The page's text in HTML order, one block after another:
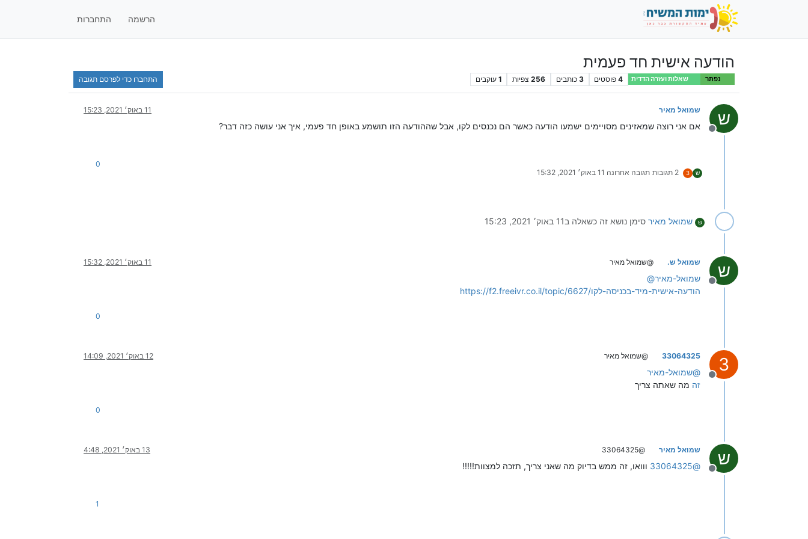
הרשמה התחברות
הודעה אישית חד פעמית
נפתר שאלות ועזרה הדדית 4 פוסטים 3 כותבים 256 צפיות 1 עוקבים התחברו כדי לפרסם תגובה
ש
מנותק
שמואל מאיר 11 באוק׳ 2021, 15:23
אם אני רוצה שמאזינים מסויימים ישמעו הודעה כאשר הם נכנסים לקו, אבל שההודעה הזו תושמע באופן חד פעמי, איך אני עושה כזה דבר?
ש 3 2 תגובות תגובה אחרונה 11 באוק׳ 2021, 15:32
0
ש שמואל מאיר סימן נושא זה כשאלה ב11 באוק׳ 2021, 15:23
ש
מנותק
שמואל ש. @שמואל מאיר 11 באוק׳ 2021, 15:32
@שמואל-מאיר
https://f2.freeivr.co.il/topic/6627/הודעה-אישית-מיד-בכניסה-לקו
0
3
מנותק
33064325 @שמואל מאיר 12 באוק׳ 2021, 14:09
@שמואל-מאיר
זה מה שאתה צריך
0
ש
מנותק
שמואל מאיר @33064325 13 באוק׳ 2021, 4:48
@
33064325 ווואו, זה ממש בדיוק מה שאני צריך, תזכה למצוות!!!!!
1